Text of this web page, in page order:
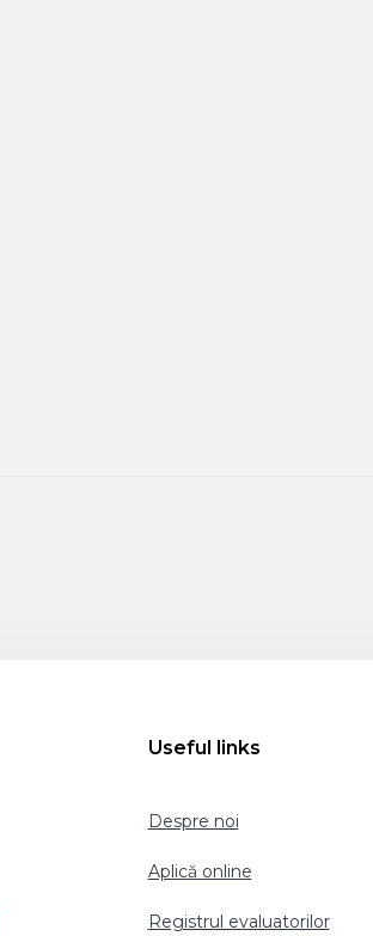
Useful links
Despre noi
Aplică online
Registrul evaluatorilor